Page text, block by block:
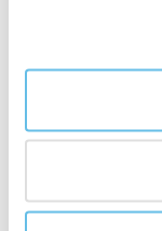
Je li vam ova